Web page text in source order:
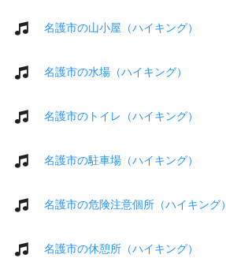
名護市の山小屋（ハイキング）
名護市の水場（ハイキング）
名護市のトイレ（ハイキング）
名護市の駐車場（ハイキング）
名護市の危険注意個所（ハイキング）
名護市の休憩所（ハイキング）